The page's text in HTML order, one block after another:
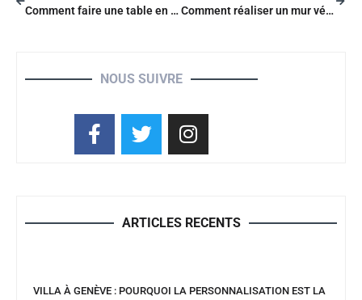
Comment faire une table en palette ? Comment réaliser un mur végétal intérieur ?
NOUS SUIVRE
ARTICLES RECENTS
VILLA À GENÈVE : POURQUOI LA PERSONNALISATION EST LA